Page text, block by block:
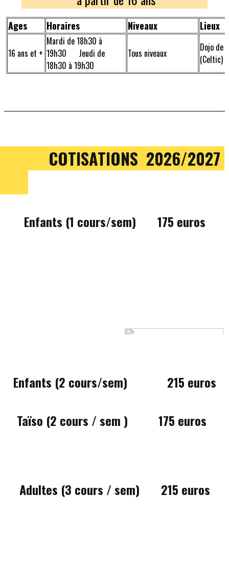
Ages Horaires Niveaux Lieux
16 ans et +
Mardi de 18h30 à
19h30 Jeudi de
18h30 à 19h30
Tous niveaux
Dojo de
(Celtic)
2026/2027
Enfants (1 cours/sem) 175 euros
Enfants (2 cours/sem) 215 euros
Taïso (2 cours / sem ) 175 euros
Adultes (3 cours / sem) 215 euros